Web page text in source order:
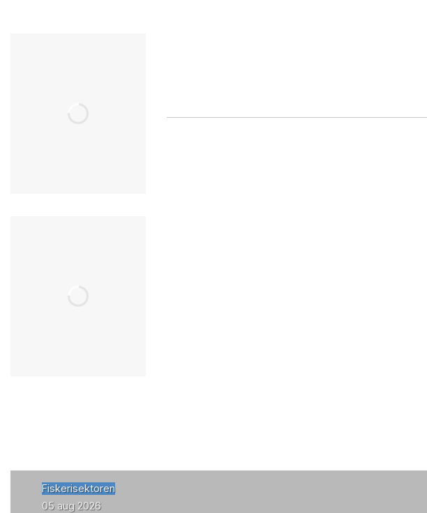
Fiskerisektoren
05 aug 2026